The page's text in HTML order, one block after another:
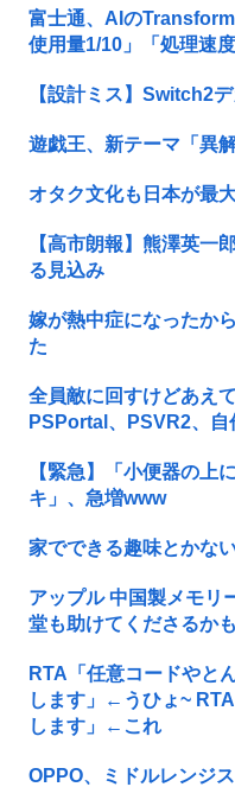
富士通、AIの
使用量1/10」「処理速
【設計ミス】Switch2
遊戯王、新テーマ「異
オタク文化も日本が最
【高市朗報】熊澤英一
る見込み
嫁が熱中症になったか
た
全員敵に回すけどあえ
PSPortal、PSVR2、
【緊急】「小便器の上
キ」、急増www
家でできる趣味とかな
アップル 中国製メモリ
堂も助けてくださるかも
RTA「任意コードやと
します」←うひょ~
します」←これ
OPPO、ミドルレンジ